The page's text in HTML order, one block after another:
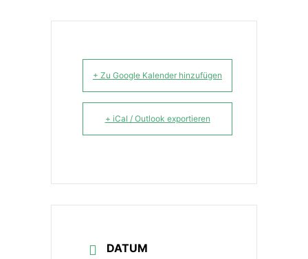
+ Zu Google Kalender hinzufügen
+ iCal / Outlook exportieren
DATUM